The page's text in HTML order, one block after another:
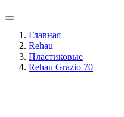
Главная
Rehau
Пластиковые
Rehau Grazio 70